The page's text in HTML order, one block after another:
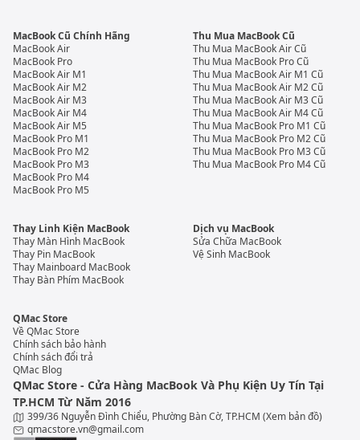
MacBook Cũ Chính Hãng
MacBook Air
MacBook Pro
MacBook Air M1
MacBook Air M2
MacBook Air M3
MacBook Air M4
MacBook Air M5
MacBook Pro M1
MacBook Pro M2
MacBook Pro M3
MacBook Pro M4
MacBook Pro M5
Thu Mua MacBook Cũ
Thu Mua MacBook Air Cũ
Thu Mua MacBook Pro Cũ
Thu Mua MacBook Air M1 Cũ
Thu Mua MacBook Air M2 Cũ
Thu Mua MacBook Air M3 Cũ
Thu Mua MacBook Air M4 Cũ
Thu Mua MacBook Pro M1 Cũ
Thu Mua MacBook Pro M2 Cũ
Thu Mua MacBook Pro M3 Cũ
Thu Mua MacBook Pro M4 Cũ
Thay Linh Kiện MacBook
Thay Màn Hình MacBook
Thay Pin MacBook
Thay Mainboard MacBook
Thay Bàn Phím MacBook
Dịch vụ MacBook
Sửa Chữa MacBook
Vệ Sinh MacBook
QMac Store
Về QMac Store
Chính sách bảo hành
Chính sách đổi trả
QMac Blog
QMac Store - Cửa Hàng MacBook Và Phụ Kiện Uy Tín Tại
TP.HCM Từ Năm 2016
399/36 Nguyễn Đình Chiểu, Phường Bàn Cờ, TP.HCM (Xem bản đồ)
qmacstore.vn@gmail.com